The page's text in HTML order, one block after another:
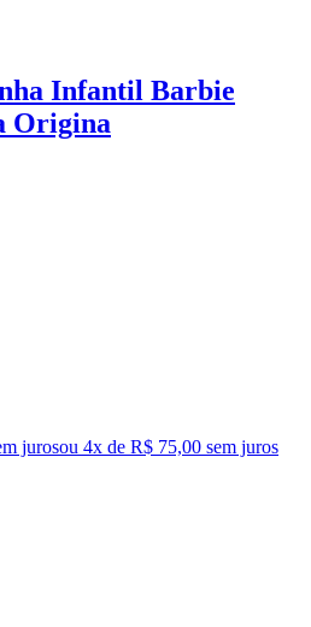
Infantil Barbie
Origina
jurosou 4x de R$ 75,00 sem juros